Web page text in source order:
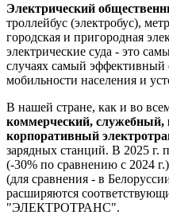
Электрический
троллейбус (электробус),
городская и пригородная
электрические суда - это
случаях самый эффективный
мобильности населения и
В нашей стране, как и во
коммерческий,
корпоративный
зарядных станций. В 2025 г.
(-30% по сравнению с 2024
(для сравнения - в
расширяются
"ЭЛЕКТРОТРАНС".